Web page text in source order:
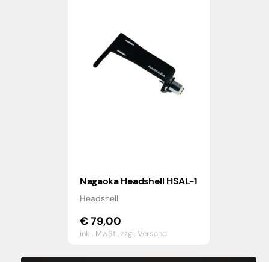
Nagaoka Headshell HSAL-1
Headshell
€79,00
inkl. MwSt.,zzgl. Versand